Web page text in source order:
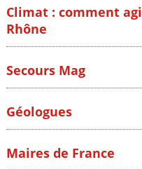
Climat : comment
Rhône
Secours Mag
Géologues
Maires de France